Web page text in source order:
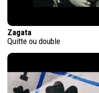
Zagata
Quitte ou double